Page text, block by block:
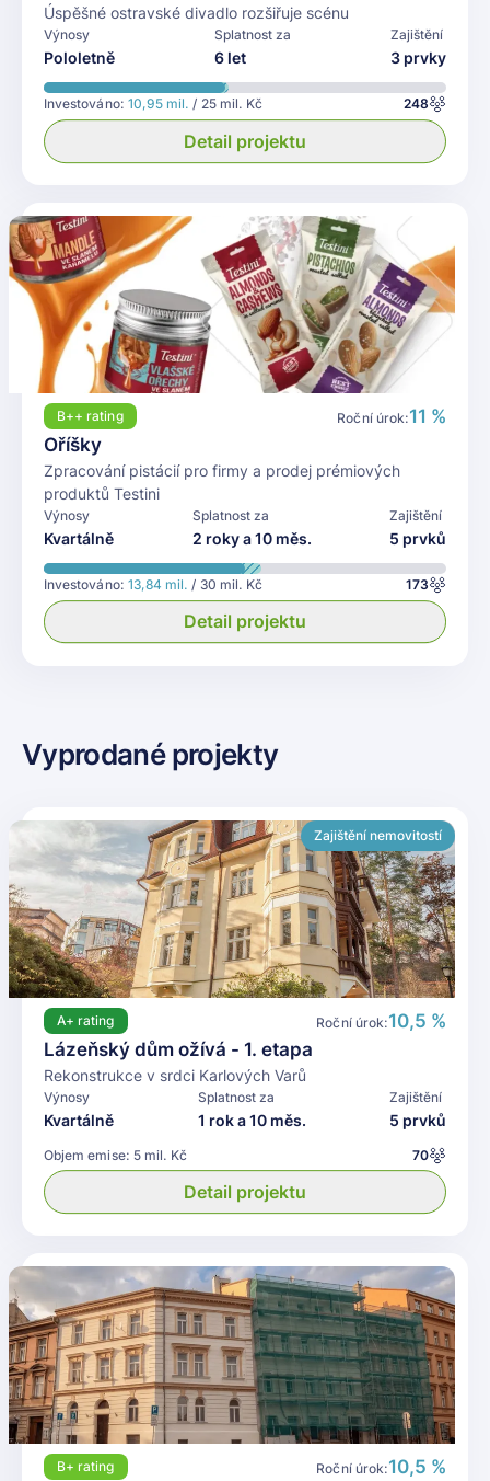
Úspěšné ostravské divadlo rozšiřuje scénu
Výnosy
Pololetně
Splatnost za
6 let
Zajištění
3 prvky
Investováno: 10,95 mil. / 25 mil. Kč 248
Detail projektu
B++ rating Roční úrok:11 %
Oříšky
Zpracování pistácií pro firmy a prodej prémiových
produktů Testini
Výnosy
Kvartálně
Splatnost za
2 roky a 10 měs.
Zajištění
5 prvků
Investováno: 13,84 mil. / 30 mil. Kč 173
Detail projektu
Vyprodané projekty
Zajištění nemovitostí
A+ rating Roční úrok:10,5 %
Lázeňský dům ožívá - 1. etapa
Rekonstrukce v srdci Karlových Varů
Výnosy
Kvartálně
Splatnost za
1 rok a 10 měs.
Zajištění
5 prvků
Objem emise: 5 mil. Kč 70
Detail projektu
B+ rating Roční úrok:10,5 %